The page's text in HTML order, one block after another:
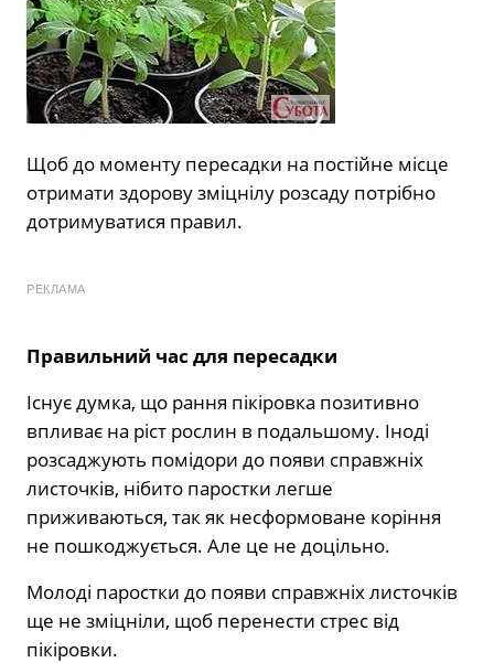
Щоб до моменту пересадки на постійне місце
отримати здорову зміцнілу розсаду потрібно
дотримуватися правил.
РЕКЛАМА
Правильний час для пересадки
Існує думка, що рання пікіровка позитивно
впливає на ріст рослин в подальшому. Іноді
розсаджують помідори до появи справжніх
листочків, нібито паростки легше
приживаються, так як несформоване коріння
не пошкоджується. Але це не доцільно.
Молоді паростки до появи справжніх листочків
ще не зміцніли, щоб перенести стрес від
пікіровки.